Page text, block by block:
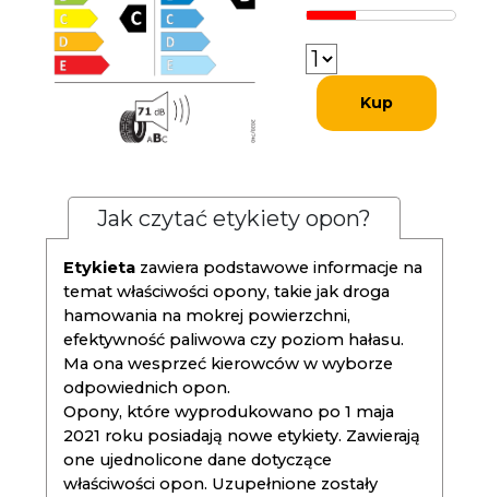
Kup
Jak czytać etykiety opon?
Etykieta zawiera podstawowe informacje na
temat właściwości opony, takie jak droga
hamowania na mokrej powierzchni,
efektywność paliwowa czy poziom hałasu.
Ma ona wesprzeć kierowców w wyborze
odpowiednich opon.
Opony, które wyprodukowano po 1 maja
2021 roku posiadają nowe etykiety. Zawierają
one ujednolicone dane dotyczące
właściwości opon. Uzupełnione zostały